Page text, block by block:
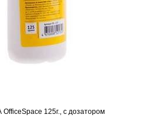
125г., с дозатором